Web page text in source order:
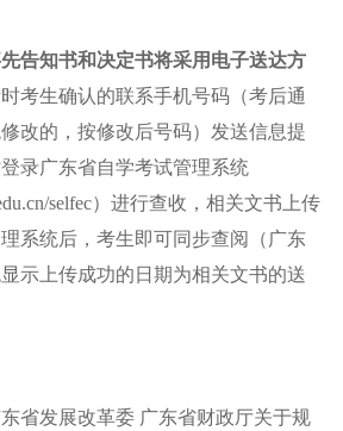
告知书和决定书将采用电子送达方
考生确认的联系手机号码（考后通
改的，按修改后号码）发送信息提
录广东省自学考试管理系统
selfec）进行查收，相关文书上传
系统后，考生即可同步查阅（广东
示上传成功的日期为相关文书的送
东省发展改革委 广东省财政厅关于规